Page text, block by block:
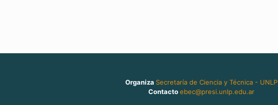
Organiza Secretaría de Ciencia y Técnica - UNLP
Contactoebec@presi.unlp.edu.ar